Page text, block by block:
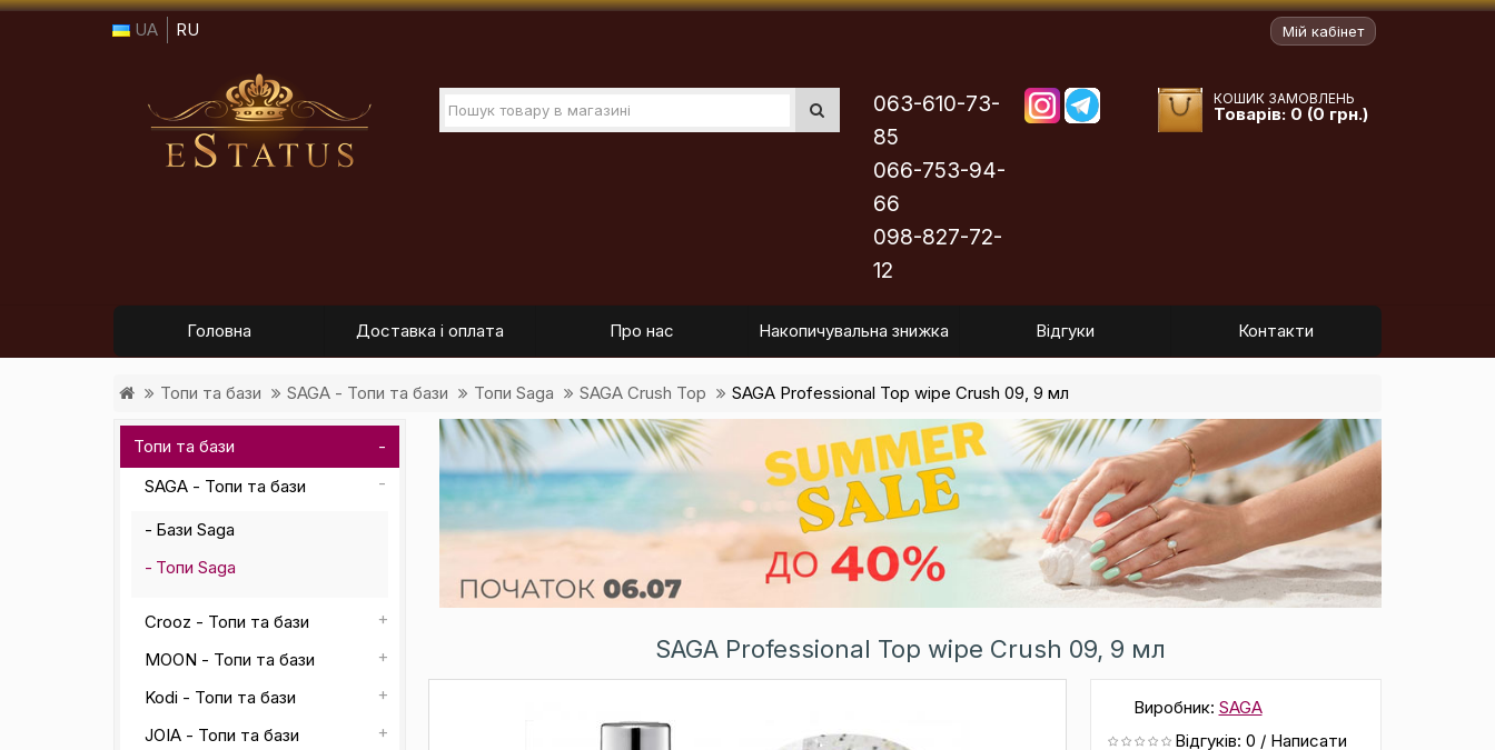
UA RU Мій кабінет
063-610-73-
85
066-753-94-
66
098-827-72-
12
КОШИК ЗАМОВЛЕНЬ
Товарів: 0 (0 грн.)
Головна Доставка і оплата Про нас Накопичувальна знижка Відгуки Контакти
Топи та бази SAGA - Топи та бази Топи Saga SAGA Crush Top SAGA Professional Top wipe Crush 09, 9 мл
Топи та бази
SAGA - Топи та бази
Бази Saga
Топи Saga
Crooz - Топи та бази
MOON - Топи та бази
Kodi - Топи та бази
JOIA - Топи та бази
SAGA Professional Top wipe Crush 09, 9 мл
Виробник: SAGA
Відгуків: 0 / Написати